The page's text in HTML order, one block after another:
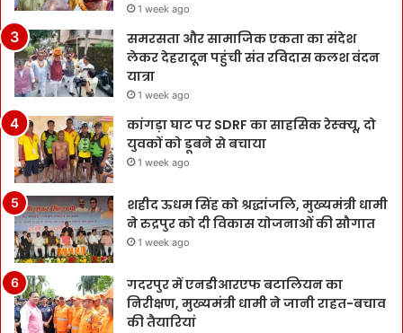
1 week ago
समरसता और सामाजिक एकता का संदेश
लेकर देहरादून पहुंची संत रविदास कलश वंदन
यात्रा
1 week ago
कांगड़ा घाट पर SDRF का साहसिक रेस्क्यू, दो
युवकों को डूबने से बचाया
1 week ago
शहीद ऊधम सिंह को श्रद्धांजलि, मुख्यमंत्री धामी
ने रुद्रपुर को दी विकास योजनाओं की सौगात
1 week ago
गदरपुर में एनडीआरएफ बटालियन का
निरीक्षण, मुख्यमंत्री धामी ने जानी राहत-बचाव
की तैयारियां